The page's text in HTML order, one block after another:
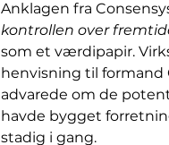
Anklagen fra
kontrollen over
som et værdipapir.
henvisning til formand
advarede om de
havde bygget
stadig i gang.